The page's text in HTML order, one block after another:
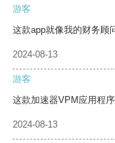
游客
这款app就像我的财务顾
2024-08-13
游客
这款加速器VPM应用程
2024-08-13